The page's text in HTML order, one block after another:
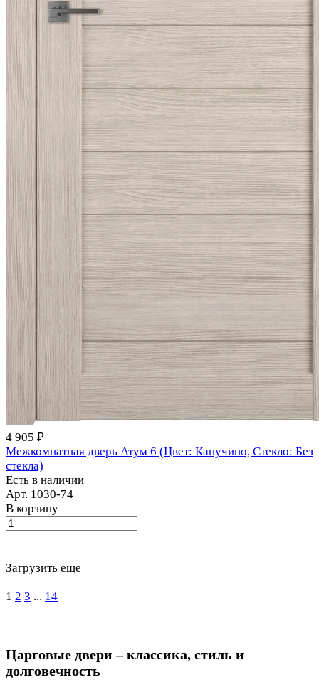
4 905 ₽
Межкомнатная дверь Атум 6 (Цвет: Капучино, Стекло: Без
стекла)
Есть в наличии
Арт. 1030-74
В корзину
Загрузить еще
1 2 3 ... 14
Царговые двери – классика, стиль и
долговечность